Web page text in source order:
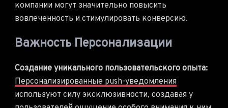
компании могут значительно повысить
вовлеченность и стимулировать конверсию.
Важность Персонализации
Создание уникального пользовательского опыта:
Персонализированные push-уведомления
используют силу эксклюзивности, создавая у